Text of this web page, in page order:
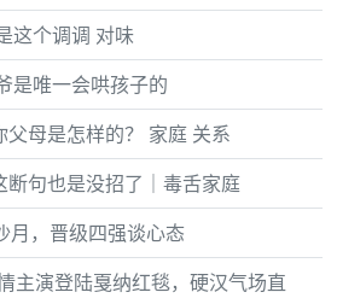
这个调调 对味
是唯一会哄孩子的
母是怎样的？ 家庭 关系
句也是没招了｜毒舌家庭
月，晋级四强谈心态
主演登陆戛纳红毯，硬汉气场直